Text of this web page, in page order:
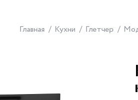
Главная Кухни Глетчер